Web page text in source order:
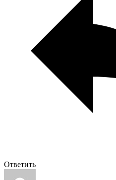
Ответить